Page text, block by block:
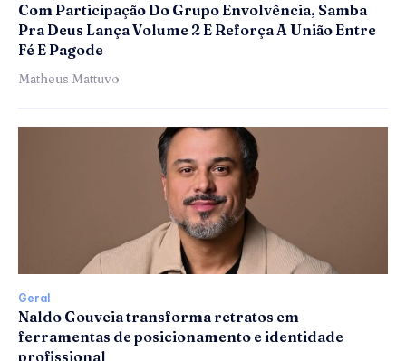
Com Participação Do Grupo Envolvência, Samba
Pra Deus Lança Volume 2 E Reforça A União Entre
Fé E Pagode
Matheus Mattuvo
Geral
Naldo Gouveia transforma retratos em
ferramentas de posicionamento e identidade
profissional